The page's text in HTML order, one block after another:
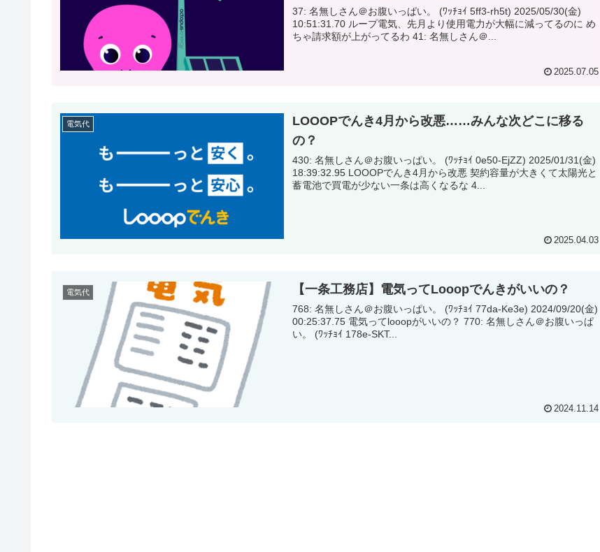
37: 名無しさん＠お腹いっぱい。 (ﾜｯﾁｮｲ 5ff3-rh5t) 2025/05/30(金)
10:51:31.70 ループ電気、先月より使用電力が大幅に減ってるのに め
ちゃ請求額が上がってるわ 41: 名無しさん＠...
2025.07.05
電気代
LOOOPでんき4月から改悪……みんな次どこに移る
の？
430: 名無しさん＠お腹いっぱい。 (ﾜｯﾁｮｲ 0e50-EjZZ) 2025/01/31(金)
18:39:32.95 LOOOPでんき4月から改悪 契約容量が大きくて太陽光と
蓄電池で買電が少ない一条は高くなるな 4...
2025.04.03
電気代 【一条工務店】電気ってLooopでんきがいいの？
768: 名無しさん＠お腹いっぱい。 (ﾜｯﾁｮｲ 77da-Ke3e) 2024/09/20(金)
00:25:37.75 電気ってlooopがいいの？ 770: 名無しさん＠お腹いっぱ
い。 (ﾜｯﾁｮｲ 178e-SKT...
2024.11.14